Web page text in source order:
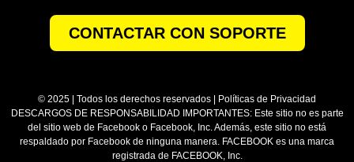
CONTACTAR CON SOPORTE
© 2025 | Todos los derechos reservados | Políticas de Privacidad
DESCARGOS DE RESPONSABILIDAD IMPORTANTES: Este sitio no es parte
del sitio web de Facebook o Facebook, Inc. Además, este sitio no está
respaldado por Facebook de ninguna manera. FACEBOOK es una marca
registrada de FACEBOOK, Inc.